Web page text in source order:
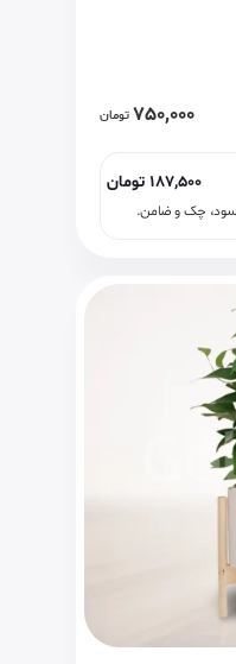
750,000 تومان
187,500 تومان